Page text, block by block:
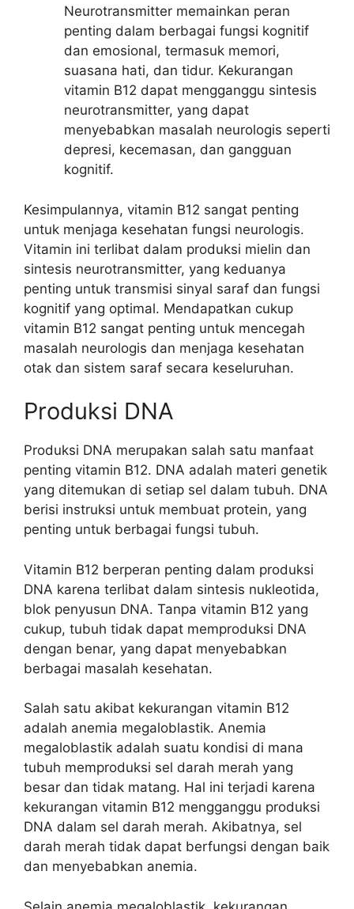
Neurotransmitter memainkan peran
penting dalam berbagai fungsi kognitif
dan emosional, termasuk memori,
suasana hati, dan tidur. Kekurangan
vitamin B12 dapat mengganggu sintesis
neurotransmitter, yang dapat
menyebabkan masalah neurologis seperti
depresi, kecemasan, dan gangguan
kognitif.
Kesimpulannya, vitamin B12 sangat penting
untuk menjaga kesehatan fungsi neurologis.
Vitamin ini terlibat dalam produksi mielin dan
sintesis neurotransmitter, yang keduanya
penting untuk transmisi sinyal saraf dan fungsi
kognitif yang optimal. Mendapatkan cukup
vitamin B12 sangat penting untuk mencegah
masalah neurologis dan menjaga kesehatan
otak dan sistem saraf secara keseluruhan.
Produksi DNA
Produksi DNA merupakan salah satu manfaat
penting vitamin B12. DNA adalah materi genetik
yang ditemukan di setiap sel dalam tubuh. DNA
berisi instruksi untuk membuat protein, yang
penting untuk berbagai fungsi tubuh.
Vitamin B12 berperan penting dalam produksi
DNA karena terlibat dalam sintesis nukleotida,
blok penyusun DNA. Tanpa vitamin B12 yang
cukup, tubuh tidak dapat memproduksi DNA
dengan benar, yang dapat menyebabkan
berbagai masalah kesehatan.
Salah satu akibat kekurangan vitamin B12
adalah anemia megaloblastik. Anemia
megaloblastik adalah suatu kondisi di mana
tubuh memproduksi sel darah merah yang
besar dan tidak matang. Hal ini terjadi karena
kekurangan vitamin B12 mengganggu produksi
DNA dalam sel darah merah. Akibatnya, sel
darah merah tidak dapat berfungsi dengan baik
dan menyebabkan anemia.